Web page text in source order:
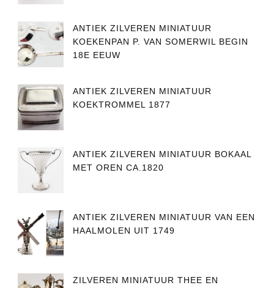
ANTIEK ZILVEREN MINIATUUR
KOEKENPAN P. VAN SOMERWIL BEGIN
18E EEUW
ANTIEK ZILVEREN MINIATUUR
KOEKTROMMEL 1877
ANTIEK ZILVEREN MINIATUUR BOKAAL
MET OREN CA.1820
ANTIEK ZILVEREN MINIATUUR VAN EEN
HAALMOLEN UIT 1749
ZILVEREN MINIATUUR THEE EN